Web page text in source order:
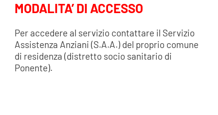
MODALITA’ DI ACCESSO
Per accedere al servizio contattare il Servizio
Assistenza Anziani (S.A.A.) del proprio comune
di residenza (distretto socio sanitario di
Ponente).